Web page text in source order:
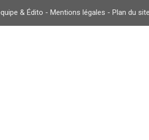
& Édito - Mentions légales - Plan du site